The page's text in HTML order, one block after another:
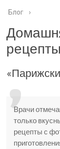
Блог ›
Врачи
только
рецепты с